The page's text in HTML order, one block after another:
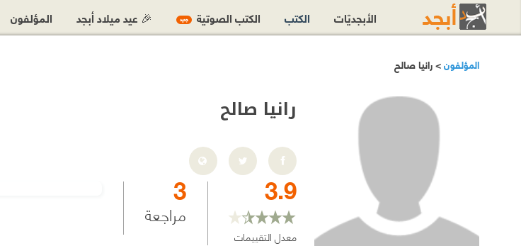
المؤلفون> رانيا صالح
رانيا صالح
3.9
معدل التقييمات
3
مراجعة
الأبجديّات الكتب الكتب الصوتية جديد 🎉 عيد ميلاد أبجد المؤلفون